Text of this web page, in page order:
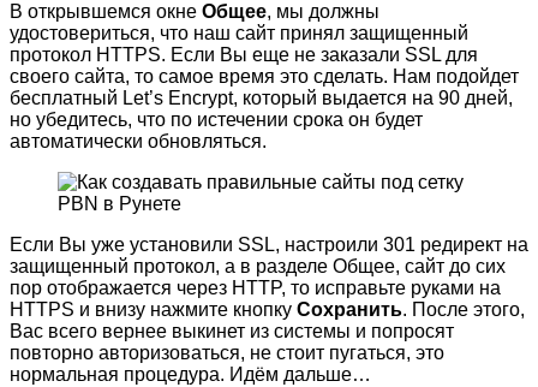
В открывшемся окне Общее, мы должны
удостовериться, что наш сайт принял защищенный
протокол HTTPS. Если Вы еще не заказали SSL для
своего сайта, то самое время это сделать. Нам подойдет
бесплатный Let’s Encrypt, который выдается на 90 дней,
но убедитесь, что по истечении срока он будет
автоматически обновляться.
Если Вы уже установили SSL, настроили 301 редирект на
защищенный протокол, а в разделе Общее, сайт до сих
пор отображается через HTTP, то исправьте руками на
HTTPS и внизу нажмите кнопку Сохранить. После этого,
Вас всего вернее выкинет из системы и попросят
повторно авторизоваться, не стоит пугаться, это
нормальная процедура. Идём дальше…